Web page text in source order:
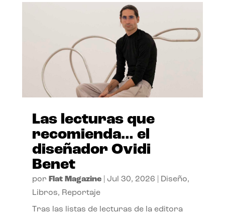
Las lecturas que
recomienda… el
diseñador Ovidi
Benet
por Flat Magazine| Jul 30, 2026 Diseño,
Libros, Reportaje
Tras las listas de lecturas de la editora